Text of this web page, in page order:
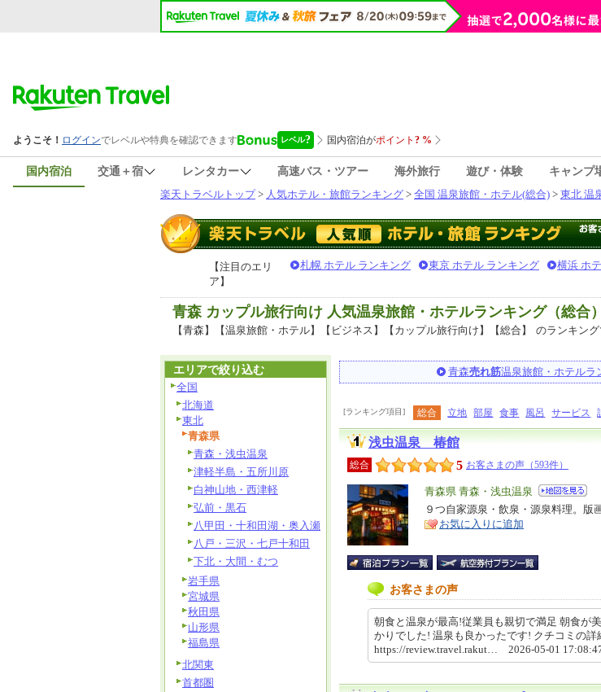
国内宿泊 交通＋宿 レンタカー 高速バス・ツアー 海外旅行 遊び・体験 キャンプ
楽天トラベルトップ> 人気ホテル・旅館ランキング > 全国 温泉旅館・ホテル(総合) > 東北 温
【注目のエリ
ア】
札幌 ホテル ランキング 東京 ホテル ランキング 横浜 ホ
青森 カップル旅行向け 人気温泉旅館・ホテルランキング（総合
【青森】【温泉旅館・ホテル】【ビジネス】【カップル旅行向け】【総合】
のランキング
青森売れ筋温泉旅館・ホテルラ
[ランキング項目] 総合 立地 部屋 食事 風呂 サービス
浅虫温泉 椿館
総合 5 お客さまの声（593件）
エ
リ
ア
青森県 青森・浅虫温泉
特
徴
９つ自家源泉・飲泉・源泉料理。版
お気に入りに追加
お客さまの声
朝食と温泉が最高!従業員も親切で満足 朝食が
かりでした! 温泉も良かったです! クチコミの
https://review.travel.rakut… 2026-05-01
エリアで絞り込む
全国
北海道
東北
青森県
青森・浅虫温泉
津軽半島・五所川原
白神山地・西津軽
弘前・黒石
八甲田・十和田湖・奥入瀬
八戸・三沢・七戸十和田
下北・大間・むつ
岩手県
宮城県
秋田県
山形県
福島県
北関東
首都圏